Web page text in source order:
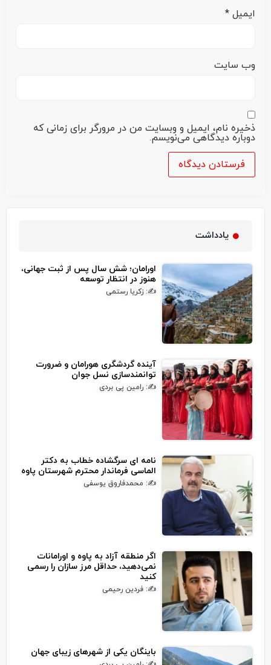
ایمیل *
وب‌ سایت
ذخیره نام، ایمیل و وبسایت من در مرورگر برای زمانی که
دوباره دیدگاهی می‌نویسم.
یادداشت
اورامان؛ شش سال پس از ثبت جهانی،
هنوز در انتظار توسعه
✍: زکریا رستمی
آینده گردشگری هورامان و ضرورت
توانمندسازی نسل جوان
✍: رامین پی بردی
نامه ای سرگشاده خطاب به دکتر
الماسی فرماندار محترم شهرستان پاوه
✍: محمدفاروق یوسفی
اگر منطقه آزاد به پاوه و اورامانات
نمی‌دهید، حداقل مرز سازان را رسمی
کنید
✍: فردین رحیمی
باینگان یکی از شهرهای زیبای جهان